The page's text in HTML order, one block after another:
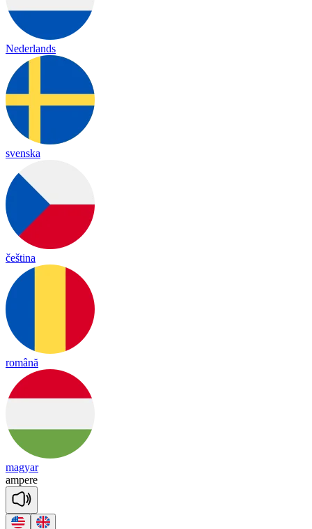
Nederlands
svenska
čeština
română
magyar
ampere